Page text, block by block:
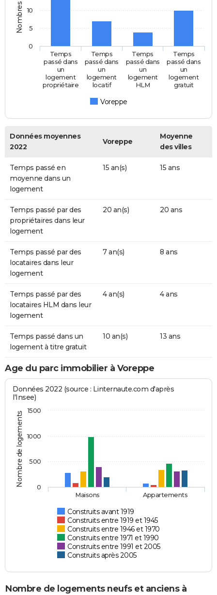
Voreppe
Temps
passé dans
un
logement
propriétaire
Temps
passé dans
un
logement
locatif
Temps
passé dans
un
logement
HLM
Temps
passé dans
un
logement
gratuit
0
5
10
Données moyennes
2022
Voreppe
Moyenne
des villes
Temps passé en
moyenne dans un
logement
15 an(s) 15 ans
Temps passé par des
propriétaires dans leur
logement
20 an(s) 20 ans
Temps passé par des
locataires dans leur
logement
7 an(s) 8 ans
Temps passé par des
locataires HLM dans leur
logement
4 an(s) 4 ans
Temps passé dans un
logement à titre gratuit
10 an(s) 13 ans
Age du parc immobilier à Voreppe
Nombre de logements
Données 2022 (source : Linternaute.com d'après
l'Insee)
Construits avant 1919
Construits entre 1919 et 1945
Construits entre 1946 et 1970
Construits entre 1971 et 1990
Construits entre 1991 et 2005
Construits après 2005
Maisons Appartements
0
500
1000
1500
Nombre de logements neufs et anciens à